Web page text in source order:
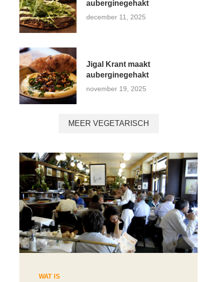
auberginegehakt
december 11, 2025
Jigal Krant maakt
auberginegehakt
november 19, 2025
MEER VEGETARISCH
WAT IS